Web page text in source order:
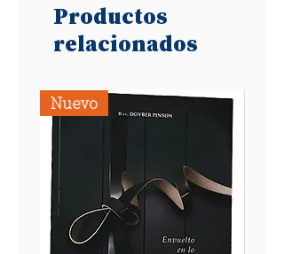
Productos
relacionados
Nuevo